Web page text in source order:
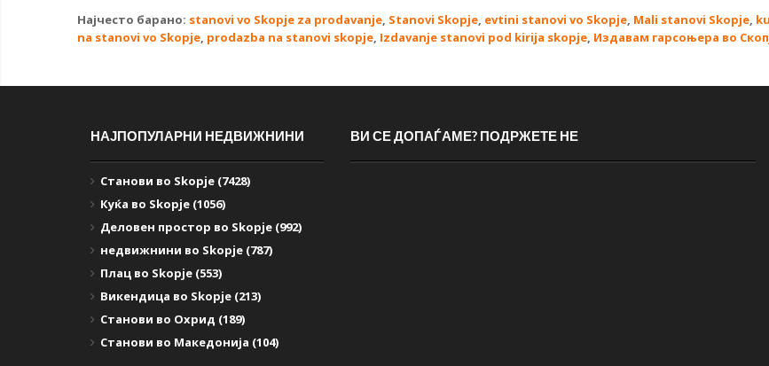
Најчесто барано: stanovi vo Skopje za prodavanje, Stanovi Skopje, evtini stanovi vo Skopje, Mali stanovi Skopje,
na stanovi vo Skopje, prodazba na stanovi skopje, Izdavanje stanovi pod kirija skopje, Издавам гарсоњера во
НАЈПОПУЛАРНИ НЕДВИЖНИНИ
Станови во Skopje (7428)
Куќа во Skopje (1056)
Деловен простор во Skopje (992)
недвижнини во Skopje (787)
Плац во Skopje (553)
Викендица во Skopje (213)
Станови во Охрид (189)
Станови во Македонија (104)
ВИ СЕ ДОПАЃАМЕ? ПОДРЖЕТЕ НЕ